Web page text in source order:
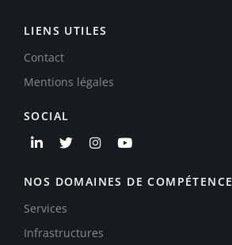
LIENS UTILES
Contact
Mentions légales
SOCIAL
NOS DOMAINES DE COMPÉTENCE
Services
Infrastructures